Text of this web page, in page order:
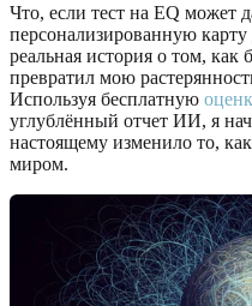
Что, если тест на EQ может
персонализированную
реальная история о том,
превратил мою
Используя бесплатную
углублённый отчет ИИ, я
настоящему изменило то,
миром.